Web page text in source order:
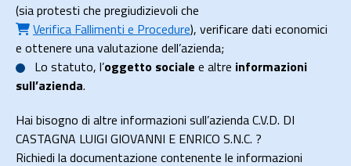
(sia protesti che pregiudizievoli che
Verifica Fallimenti e Procedure), verificare dati economici
e ottenere una valutazione dell’azienda;
Lo statuto, l’oggetto sociale e altre informazioni
sull’azienda.
Hai bisogno di altre informazioni sull’azienda C.V.D. DI
CASTAGNA LUIGI GIOVANNI E ENRICO S.N.C. ?
Richiedi la documentazione contenente le informazioni